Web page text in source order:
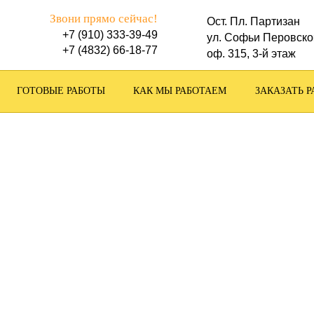
Звони прямо сейчас!
+7 (910) 333-39-49
+7 (4832) 66-18-77
Ост. Пл. Партизан
ул. Софьи
оф. 315, 3-й этаж
ГОТОВЫЕ РАБОТЫ КАК МЫ РАБОТАЕМ ЗАКАЗАТЬ